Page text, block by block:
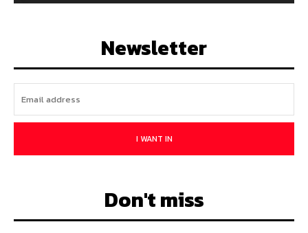
Newsletter
I WANT IN
Don't miss